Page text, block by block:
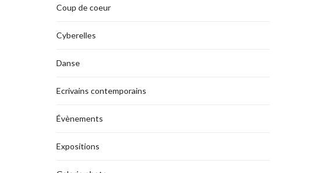
Coup de coeur
Cyberelles
Danse
Ecrivains contemporains
Évènements
Expositions